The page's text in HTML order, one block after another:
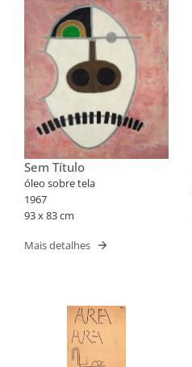
Sem Título
óleo sobre tela
1967
93 x 83 cm
Mais detalhes